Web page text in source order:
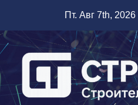
содержимому
Пт. Авг 7th, 2026